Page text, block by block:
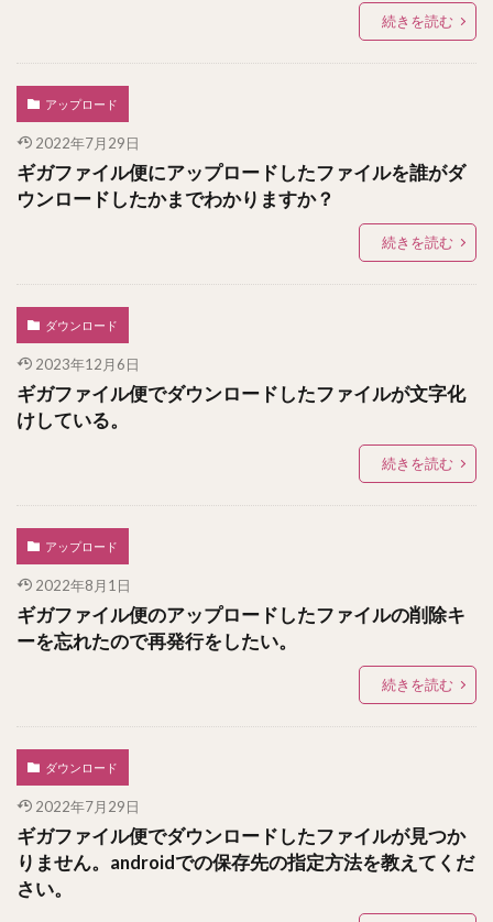
続きを読む
アップロード
2022年7月29日
ギガファイル便にアップロードしたファイルを誰がダ
ウンロードしたかまでわかりますか？
続きを読む
ダウンロード
2023年12月6日
ギガファイル便でダウンロードしたファイルが文字化
けしている。
続きを読む
アップロード
2022年8月1日
ギガファイル便のアップロードしたファイルの削除キ
ーを忘れたので再発行をしたい。
続きを読む
ダウンロード
2022年7月29日
ギガファイル便でダウンロードしたファイルが見つか
りません。androidでの保存先の指定方法を教えてくだ
さい。